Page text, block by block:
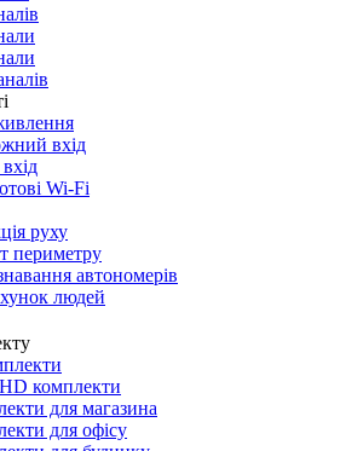
вхід
Wi-Fi
руху
периметру
автономерів
людей
комплекти
для магазина
для офісу